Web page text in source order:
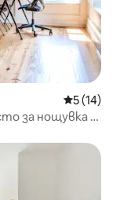
Средна
5 (14)